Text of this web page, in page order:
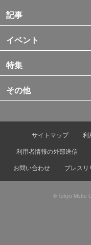
記事
イベント
特集
その他
サイトマップ 利
利用者情報の外部送信
お問い合わせ
プレス
© Tokyo Metro